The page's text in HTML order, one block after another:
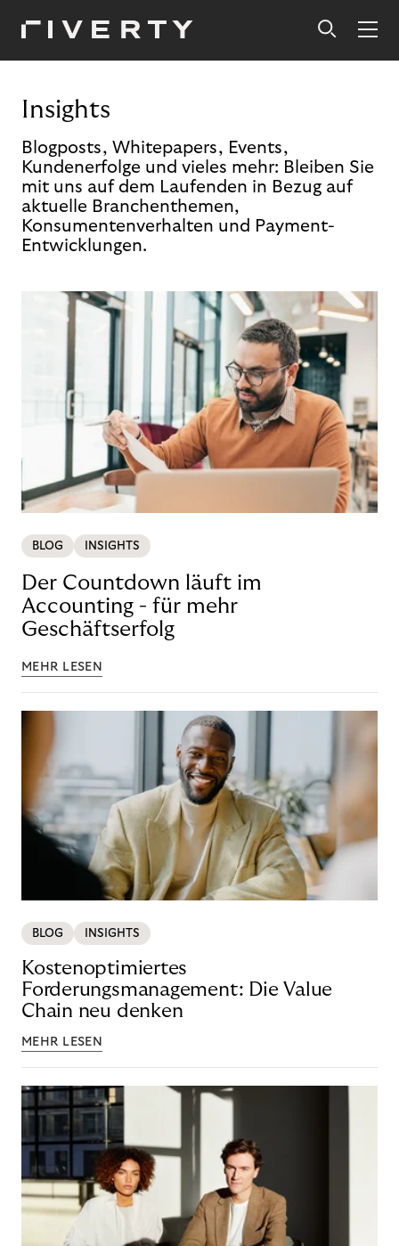
Insights
Blogposts, Whitepapers, Events,
Kundenerfolge und vieles mehr: Bleiben Sie
mit uns auf dem Laufenden in Bezug auf
aktuelle Branchenthemen,
Konsumentenverhalten und Payment-
Entwicklungen.
BLOG INSIGHTS
Der Countdown läuft im
Accounting - für mehr
Geschäftserfolg
MEHR LESEN
BLOG INSIGHTS
Kostenoptimiertes
Forderungsmanagement: Die Value
Chain neu denken
MEHR LESEN